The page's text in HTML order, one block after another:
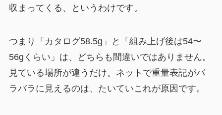
収まってくる、というわけです。
つまり「カタログ58.5g」と「組み上げ後は54〜
56gくらい」は、どちらも間違いではありません。
見ている場所が違うだけ。ネットで重量表記がバ
ラバラに見えるのは、たいていこれが原因です。